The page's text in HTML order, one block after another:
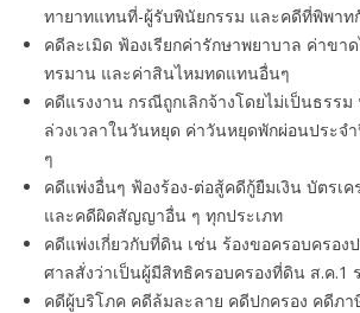
ทายาทแทนที่-ผู้รับพินัยกรรม และคดีที่พิพาท
คดีละเมิด ฟ้องเรียกค่ารักษาพยาบาล ค่าข
ทรมาน และค่าสินไหมทดแทนอื่นๆ
คดีแรงงาน กรณีถูกเลิกจ้างโดยไม่เป็นธรร
ล่วงเวลาในวันหยุด ค่าวันหยุดพักผ่อนประจ
ๆ
คดีแพ่งอื่นๆ ฟ้องร้อง-ต่อสู้คดีกู้ยืมเงิน บัตร
และคดีผิดสัญญาอื่น ๆ ทุกประเภท
คดีแพ่งเกี่ยวกับที่ดิน เช่น ร้องขอครอบครอง
ศาลสั่งว่าเป็นผู้มีสิทธิครอบครองที่ดิน ส.ค
คดีผู้บริโภค คดีล้มละลาย คดีปกครอง คดีภ